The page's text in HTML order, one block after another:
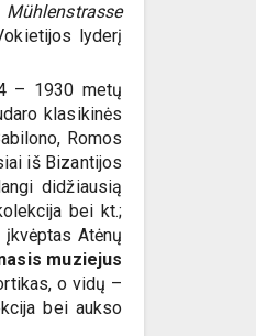
Mühlenstrasse
lyderį
– 1930 metų
klasikinės
Romos
iš Bizantijos
didžiausią
bei kt.;
Atėnų
muziejus
o vidų –
bei aukso